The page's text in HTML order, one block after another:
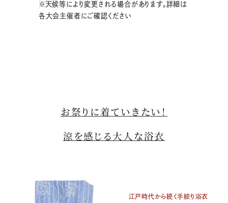
※天候等により変更される場合があります。詳細は
各大会主催者にご確認ください
お祭りに着ていきたい！
涼を感じる大人な浴衣
江戸時代から続く手絞り浴衣